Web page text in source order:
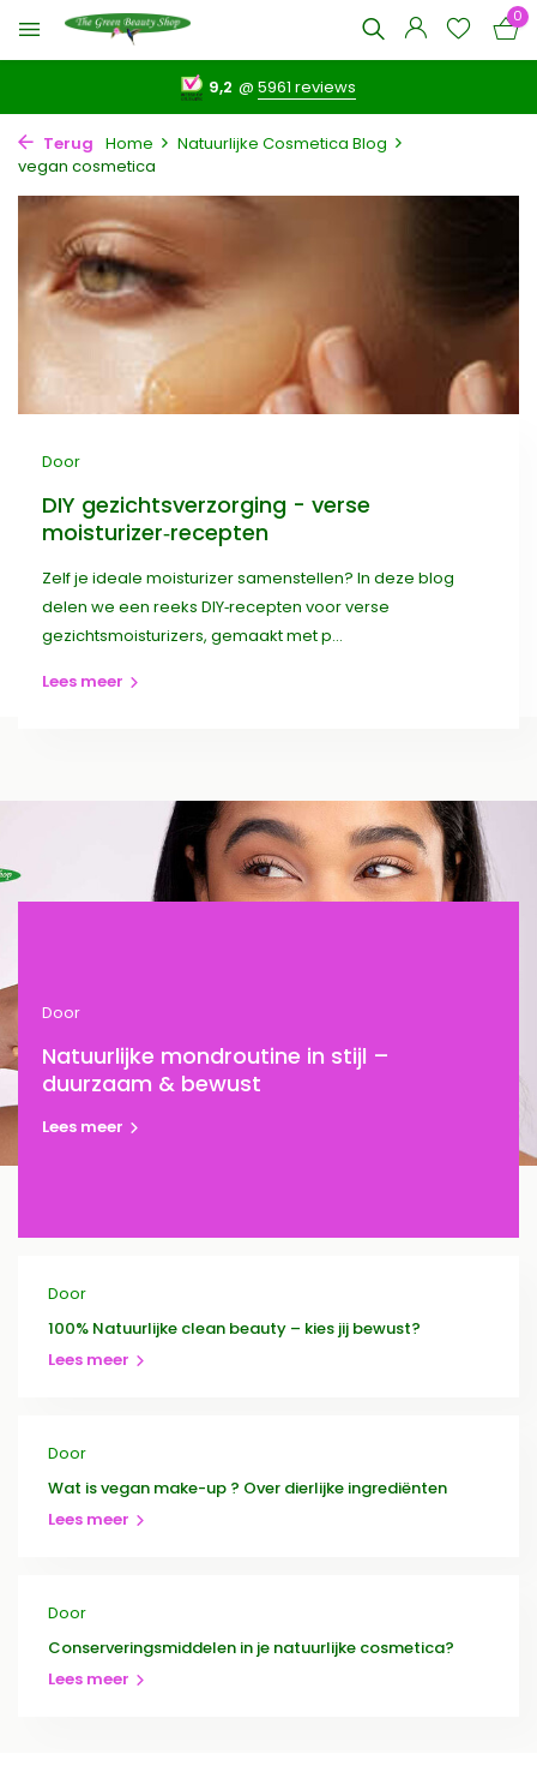
0
9,2 @5961 reviews
Terug Home
Natuurlijke Cosmetica Blog
vegan cosmetica
Door
DIY gezichtsverzorging - verse
moisturizer‑recepten
Zelf je ideale moisturizer samenstellen? In deze blog
delen we een reeks DIY‑recepten voor verse
gezichtsmoisturizers, gemaakt met p...
Lees meer
Door
Natuurlijke mondroutine in stijl –
duurzaam & bewust
Lees meer
Door
100% Natuurlijke clean beauty – kies jij bewust?
Lees meer
Door
Wat is vegan make-up ? Over dierlijke ingrediënten
Lees meer
Door
Conserveringsmiddelen in je natuurlijke cosmetica?
Lees meer